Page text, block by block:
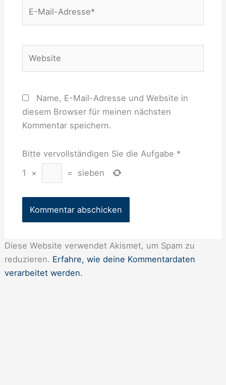
Mail-
Name, E-Mail-Adresse und Website in
diesem Browser für meinen nächsten
Kommentar speichern.
Bitte vervollständigen Sie die Aufgabe *
1
× = sieben
Diese Website verwendet Akismet, um Spam zu
reduzieren. Erfahre, wie deine Kommentardaten
verarbeitet werden.